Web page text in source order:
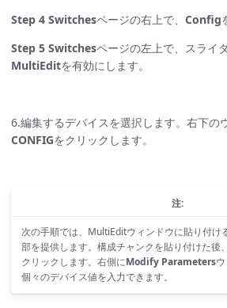
Step 4 Switchesページの右上で、 Config
Step 5 Switchesページの左上で、スライ
MultiEditを有効にします。
6.編集するデバイスを選択します。右下の
CONFIGをクリックします。
注:
次の手順では、MultiEditウィンドウに貼り付け
部を提供します。構成チャンクを貼り付けた後
クリックします。右側にModify Parametersウ
個々のデバイス値を入力できます。